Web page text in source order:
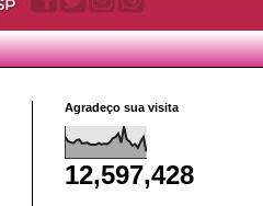
Agradeço sua visita
12,597,428